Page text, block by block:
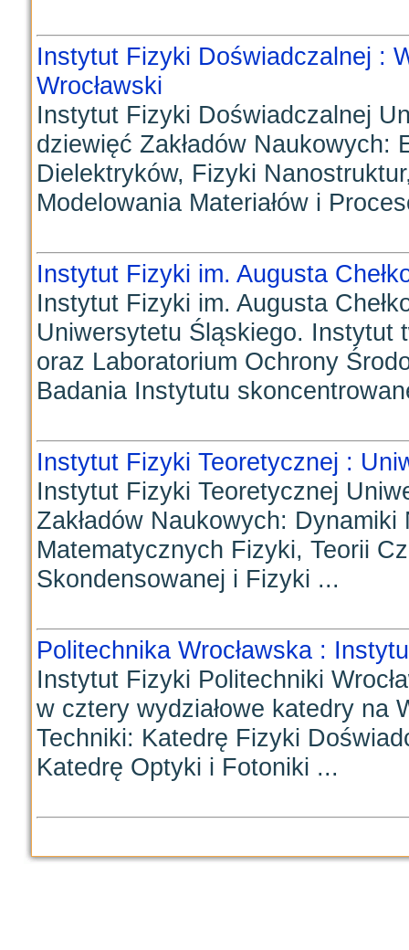
Instytut Fizyki Doświadczalnej :
Wrocławski
Instytut Fizyki Doświadczalnej
dziewięć Zakładów Naukowych:
Dielektryków, Fizyki
Modelowania Materiałów i
Instytut Fizyki im. Augusta
Instytut Fizyki im. Augusta
Uniwersytetu Śląskiego. Instytut
oraz Laboratorium Ochrony
Badania Instytutu
Instytut Fizyki Teoretycznej :
Instytut Fizyki Teoretycznej
Zakładów Naukowych: Dynamiki
Matematycznych Fizyki, Teorii
Skondensowanej i Fizyki ...
Politechnika Wrocławska :
Instytut Fizyki Politechniki
w cztery wydziałowe katedry na
Techniki: Katedrę Fizyki
Katedrę Optyki i Fotoniki ...